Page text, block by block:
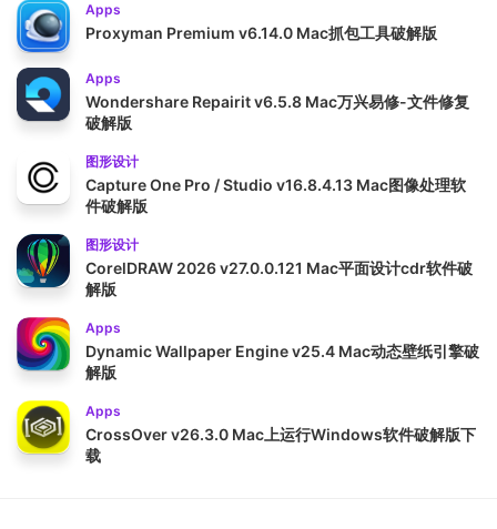
Apps
Proxyman Premium v6.14.0 Mac抓包工具破解版
Apps
Wondershare Repairit v6.5.8 Mac万兴易修-文件修复
破解版
图形设计
Capture One Pro / Studio v16.8.4.13 Mac图像处理软
件破解版
图形设计
CorelDRAW 2026 v27.0.0.121 Mac平面设计cdr软件破
解版
Apps
Dynamic Wallpaper Engine v25.4 Mac动态壁纸引擎破
解版
Apps
CrossOver v26.3.0 Mac上运行Windows软件破解版下
载